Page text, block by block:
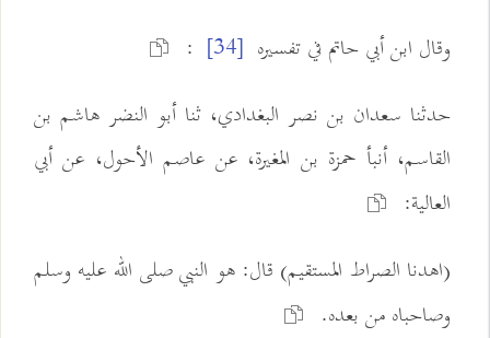
وقال ابن أبي حاتم في تفسيره [34]
:
حدثنا سعدان بن نصر البغدادي، ثنا أبو النضر هاشم بن
القاسم، أنبأ حمزة بن المغيرة، عن عاصم الأحول، عن أبي
العالية:
(اهدنا الصراط المستقيم) قال: هو النبي صلى الله عليه وسلم
وصاحباه من بعده.